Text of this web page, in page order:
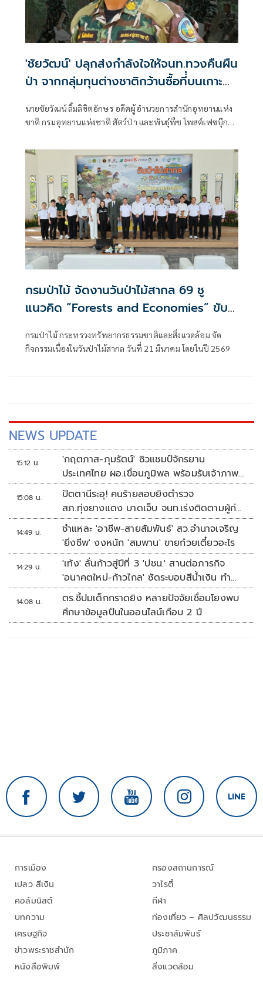
'ชัยวัฒน์' ปลุกส่งกำลังใจให้จนท.ทวงคืนผืน
ป่า จากกลุ่มทุนต่างชาติกว้านซื้อที่่บนเกาะ
นายชัยวัฒน์ ลิ้มลิขิตอักษร อดีตผู้อำนวยการสำนักอุทยานแห่ง
ชาติ กรมอุทยานแห่งชาติ สัตว์ป่า และพันธุ์พืช โพสต์เฟซบุ๊ก
กรมป่าไม้ จัดงานวันป่าไม้สากล 69 ชู
แนวคิด “Forests and Economies” ขับ
เคลื่อนเศรษฐกิจสีเขียวด้วยโมเดล BCG มุ่ง
เป้าป่าไม้ไทยยั่งยืน วันที่ 20 มีนาคม 2569
กรมป่าไม้ กระทรวงทรัพยากรธรรมชาติและสิ่งแวดล้อม จัด
กิจกรรมเนื่องในวันป่าไม้สากล วันที่ 21 มีนาคม โดยในปี 2569
NEWS UPDATE
15:12 น.
'กฤตภาส-ภุมรัตน์' ซิวแชมป์จักรยาน
ประเทศไทย ผอ.เขื่อนภูมิพล พร้อมรับเจ้าภาพ
ต่อ ปี 2570
15:08 น.
ปัตตานีระอุ! คนร้ายลอบยิงตำรวจ
สภ.ทุ่งยางแดง บาดเจ็บ จนท.เร่งติดตามผู้ก่อ
เหตุ
14:49 น.
ชำแหละ 'อาชีพ-สายสัมพันธ์' สว.อำนาจเจริญ
'ยิ่งชีพ' งงหนัก 'สมพาน' ขายก๋วยเตี๋ยวอะไร
14:29 น.
'เท้ง' ลั่นก้าวสู่ปีที่ 3 'ปชน.' สานต่อภารกิจ
'อนาคตใหม่-ก้าวไกล' ซัดระบอบสีน้ำเงิน ทำ
หลักนิติรัฐ-นิติธรรมสั่นคลอน
14:08 น.
ตร.ชี้ปมเด็กกราดยิง หลายปัจจัยเชื่อมโยงพบ
ศึกษาข้อมูลปืนในออนไลน์เกือบ 2 ปี
การเมือง
เปลว สีเงิน
คอลัมนิสต์
บทความ
เศรษฐกิจ
ข่าวพระราชสำนัก
หนังสือพิมพ์
กรองสถานการณ์
วาไรตี้
กีฬา
ท่องเที่ยว – ศิลปวัฒนธรรม
ประชาสัมพันธ์
ภูมิภาค
สิ่งแวดล้อม